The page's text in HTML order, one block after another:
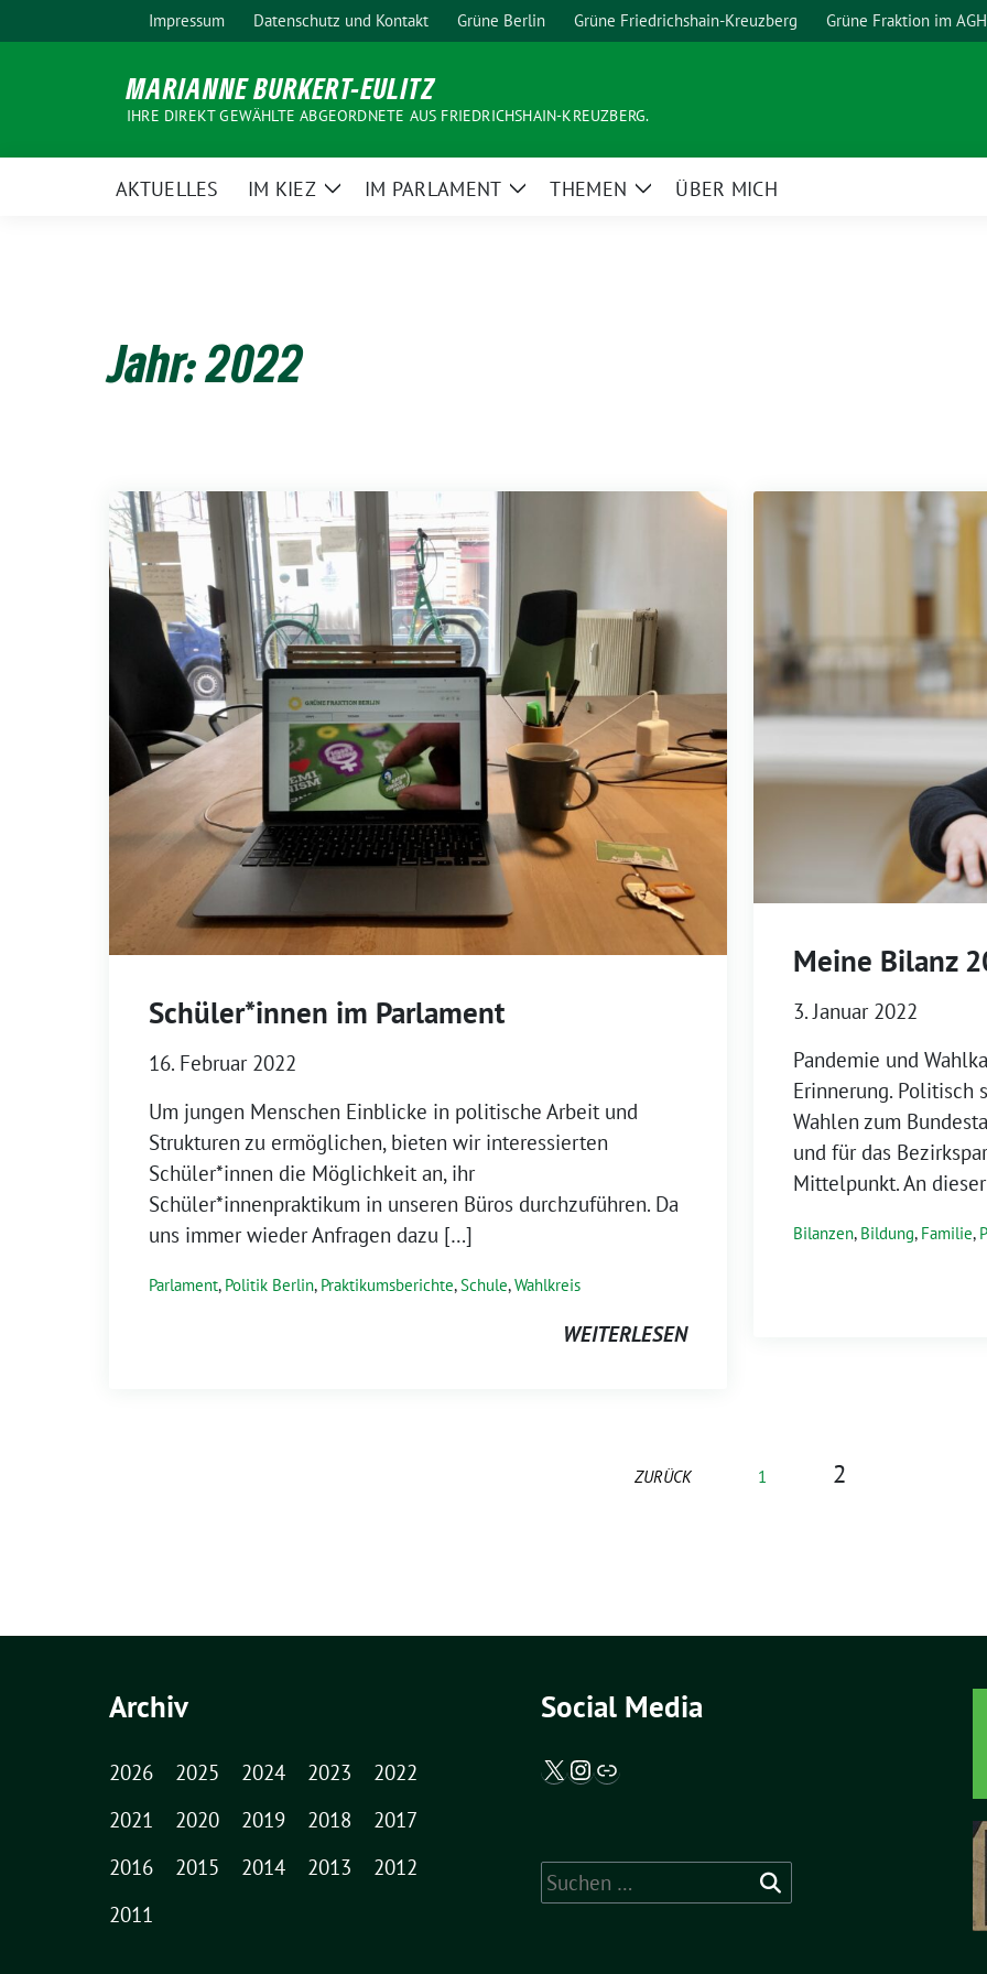
zum
Impressum Datenschutz und Kontakt Grüne Berlin Grüne Friedrichshain-Kreuzberg Grüne Fraktion im AGH
MARIANNE BURKERT-EULITZ
IHRE DIREKT GEWÄHLTE ABGEORDNETE AUS FRIEDRICHSHAIN-KREUZBERG.
AKTUELLES IM KIEZ
ZeigeIM PARLAMENT
ZeigeTHEMEN
ZeigeÜBER MICH
Jahr:2022
Schüler*innen im Parlament
16. Februar 2022
Um jungen Menschen Einblicke in politische Arbeit und
Strukturen zu ermöglichen, bieten wir interessierten
Schüler*innen die Möglichkeit an, ihr
Schüler*innenpraktikum in unseren Büros durchzuführen. Da
uns immer wieder Anfragen dazu […]
Parlament, Politik Berlin, Praktikumsberichte,Schule,Wahlkreis
WEITERLESEN
Meine Bilanz
3. Januar 2022
Pandemie und
Erinnerung. Politisch
Wahlen zum
und für das
Mittelpunkt. An
Bilanzen, Bildung, Familie,
ZURÜCK 1 2
Archiv
2026 2025 2024 2023
2022
2021
2020 2019 2018
2017
2016
2015 2014 2013
2012
2011
Social Media
X / Twitter
Instagram
Abgeordnetenwatch
Suche
nach: